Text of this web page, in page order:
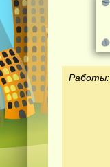
Работы: